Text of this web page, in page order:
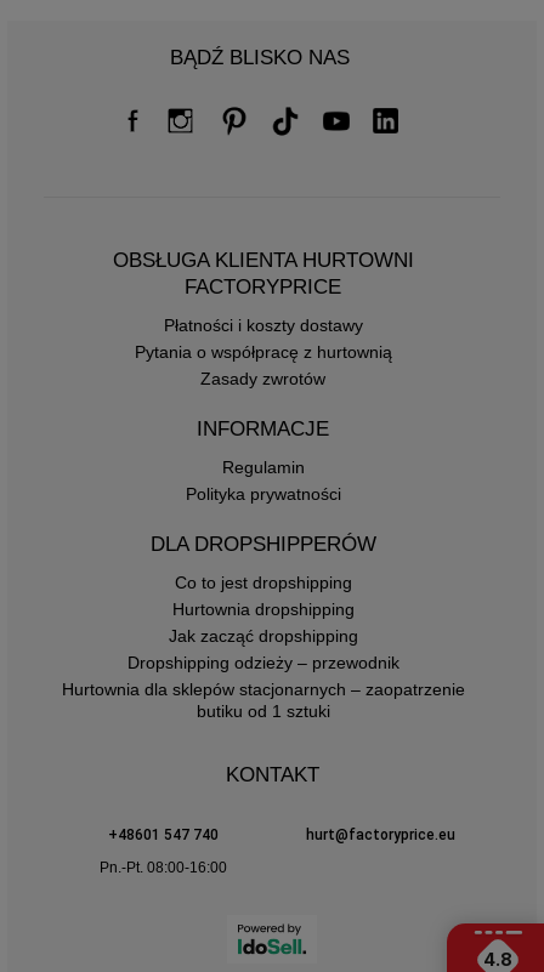
BĄDŹ BLISKO NAS
OBSŁUGA KLIENTA HURTOWNI
FACTORYPRICE
Płatności i koszty dostawy
Pytania o współpracę z hurtownią
Zasady zwrotów
INFORMACJE
Regulamin
Polityka prywatności
DLA DROPSHIPPERÓW
Co to jest dropshipping
Hurtownia dropshipping
Jak zacząć dropshipping
Dropshipping odzieży – przewodnik
Hurtownia dla sklepów stacjonarnych – zaopatrzenie
butiku od 1 sztuki
KONTAKT
+48601 547 740
hurt@factoryprice.eu
Pn.-Pt. 08:00-16:00
4.8